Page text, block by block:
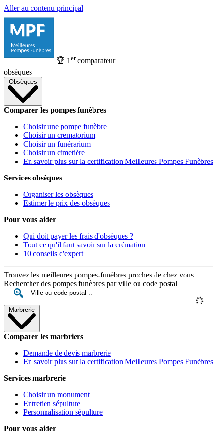
Aller au contenu principal
🏆 1 ercomparateur
obsèques
Obsèques
Comparer les pompes funèbres
Choisir une pompe funèbre
Choisir un crematorium
Choisir un funérarium
Choisir un cimetière
En savoir plus sur la certification Meilleures Pompes Funèbres
Services obsèques
Organiser les obsèques
Estimer le prix des obsèques
Pour vous aider
Qui doit payer les frais d'obsèques ?
Tout ce qu'il faut savoir sur la crémation
10 conseils d'expert
Trouvez les meilleures pompes-funèbres proches de chez vous
Rechercher des pompes funèbres par ville ou code postal
Marbrerie
Comparer les marbriers
Demande de devis marbrerie
En savoir plus sur la certification Meilleures Pompes Funèbres
Services marbrerie
Choisir un monument
Entretien sépulture
Personnalisation sépulture
Pour vous aider